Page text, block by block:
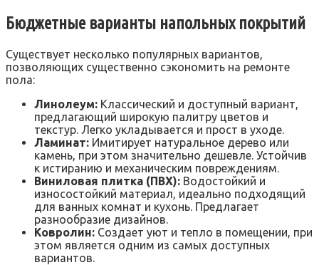
Бюджетные варианты напольных покрытий
Существует несколько популярных вариантов,
позволяющих существенно сэкономить на ремонте
пола:
Линолеум: Классический и доступный вариант,
предлагающий широкую палитру цветов и
текстур. Легко укладывается и прост в уходе.
Ламинат: Имитирует натуральное дерево или
камень, при этом значительно дешевле. Устойчив
к истиранию и механическим повреждениям.
Виниловая плитка (ПВХ): Водостойкий и
износостойкий материал, идеально подходящий
для ванных комнат и кухонь. Предлагает
разнообразие дизайнов.
Ковролин: Создает уют и тепло в помещении, при
этом является одним из самых доступных
вариантов.